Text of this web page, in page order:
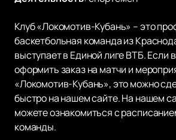
Клуб «Локомотив-Кубань» – это
баскетбольная команда из
выступает в Единой лиге ВТБ. Если
оформить заказ на матчи и
«Локомотив-Кубань», это можно
быстро на нашем сайте. На нашем
можете ознакомиться с
команды.